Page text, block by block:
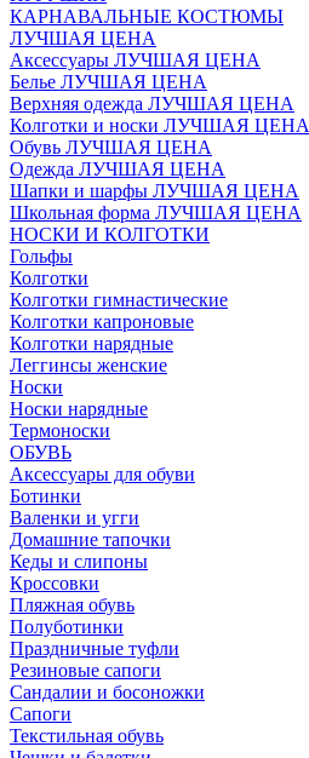
КАРНАВАЛЬНЫЕ КОСТЮМЫ
ЛУЧШАЯ ЦЕНА
Аксессуары ЛУЧШАЯ ЦЕНА
Белье ЛУЧШАЯ ЦЕНА
Верхняя одежда ЛУЧШАЯ ЦЕНА
Колготки и носки ЛУЧШАЯ ЦЕНА
Обувь ЛУЧШАЯ ЦЕНА
Одежда ЛУЧШАЯ ЦЕНА
Шапки и шарфы ЛУЧШАЯ ЦЕНА
Школьная форма ЛУЧШАЯ ЦЕНА
НОСКИ И КОЛГОТКИ
Гольфы
Колготки
Колготки гимнастические
Колготки капроновые
Колготки нарядные
Леггинсы женские
Носки
Носки нарядные
Термоноски
ОБУВЬ
Аксессуары для обуви
Ботинки
Валенки и угги
Домашние тапочки
Кеды и слипоны
Кроссовки
Пляжная обувь
Полуботинки
Праздничные туфли
Резиновые сапоги
Сандалии и босоножки
Сапоги
Текстильная обувь